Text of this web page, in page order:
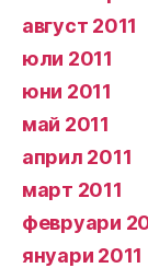
август 2011
юли 2011
юни 2011
май 2011
април 2011
март 2011
февруари
януари 2011